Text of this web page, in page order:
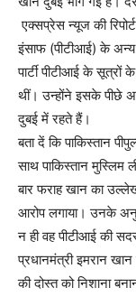
एक्सप्रेस न्यूज की
इंसाफ (पीटीआई) के
पार्टी पीटीआई के सूत्रों
थीं। उन्होंने इसके पीछे
दुबई में रहते हैं।
बता दें कि पाकिस्तान
साथ पाकिस्तान मुस्लिम
बार फराह खान का
आरोप लगाया। उनके
न ही वह पीटीआई की
प्रधानमंत्री इमरान
की दोस्त को निशाना